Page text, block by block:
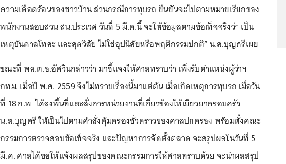
ความเดือดร้อนของชาวบ้าน ส่วนกรณีการทุบรถ ยืนยันจะไปตามหมายเรียกของ
พนักงานสอบสวน สน.ประเวศ วันที่ 5 มี.ค.นี้ จะให้ข้อมูลตามข้อเท็จจริงว่า เป็น
เหตุบันดาลโทสะ และสุดวิสัย ไม่ใช่อุปนิสัยหรือพฤติกรรมปกติ” น.ส.บุญศรีเผย
ขณะที่ พล.ต.อ.อัศวินกล่าวว่า มาชี้แจงให้ศาลทราบว่า เพิ่งรับตำแหน่งผู้ว่าฯ
กทม. เมื่อปี พ.ศ. 2559 จึงไม่ทราบเรื่องนี้มาแต่ต้น เมื่อเกิดเหตุการทุบรถ เมื่อวัน
ที่ 18 ก.พ. ได้ลงพื้นที่และสั่งการหน่วยงานที่เกี่ยวข้องให้เยียวยาครอบครัว
น.ส.บุญศรี ให้เป็นไปตามคำสั่งคุ้มครองชั่วคราวของศาลปกครอง พร้อมตั้งคณะ
กรรมการตรวจสอบข้อเท็จจริง และปัญหาการจัดตั้งตลาด จะสรุปผลในวันที่ 5
มี.ค. ศาลได้ขอให้แจ้งผลสรุปของคณะกรรมการให้ศาลทราบด้วย จะนำผลสรุป